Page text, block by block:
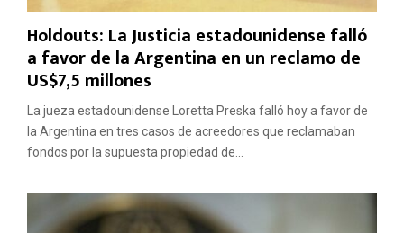
Holdouts: La Justicia estadounidense falló
a favor de la Argentina en un reclamo de
US$7,5 millones
La jueza estadounidense Loretta Preska falló hoy a favor de
la Argentina en tres casos de acreedores que reclamaban
fondos por la supuesta propiedad de...